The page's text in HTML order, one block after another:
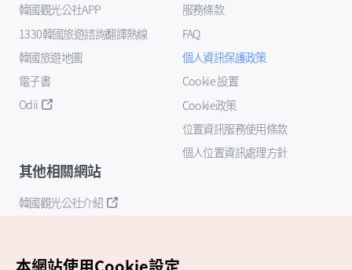
韓國觀光公社APP
1330韓國旅遊諮詢翻譯熱線
韓國旅遊地圖
電子書
Odii
服務條款
FAQ
個人資訊保護政策
Cookie 設置
Cookie政策
位置資訊服務使用條款
個人位置資訊處理方針
其他相關網站
韓國觀光公社介紹